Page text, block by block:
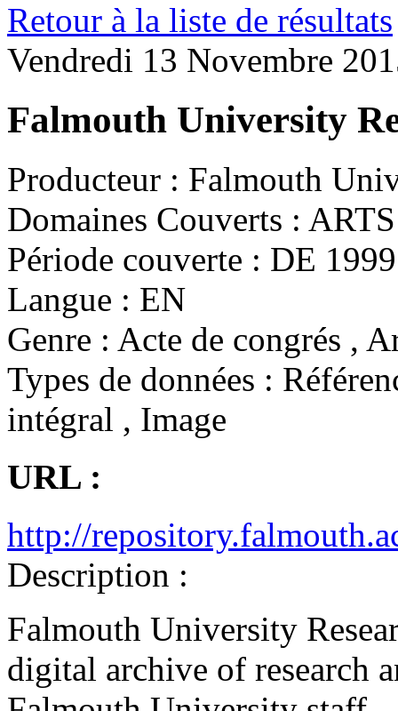
Retour à la liste de résultats
Vendredi 13 Novembre
Falmouth University
Producteur : Falmouth
Domaines Couverts :
Période couverte : DE
Langue : EN
Genre : Acte de congrés ,
Types de données :
intégral , Image
URL :
http://
Description :
Falmouth University
digital archive of research